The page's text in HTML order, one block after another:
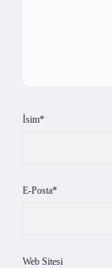
İsim*
E-Posta*
Web Sitesi